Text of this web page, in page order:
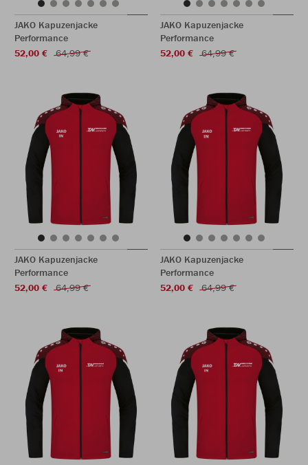
JAKO Kapuzenjacke
Performance
52,00 €
64,99 €
JAKO Kapuzenjacke
Performance
52,00 €
64,99 €
JAKO Kapuzenjacke
Performance
52,00 €
64,99 €
JAKO Kapuzenjacke
Performance
52,00 €
64,99 €